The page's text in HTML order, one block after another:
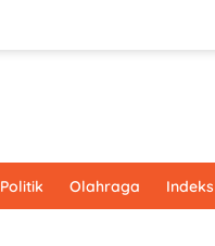
Politik Olahraga Indeks